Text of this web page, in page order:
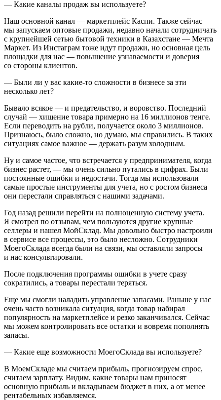
— Какие каналы продаж вы используете?
Наш основной канал — маркетплейс Каспи. Также сейчас
мы запускаем оптовые продажи, недавно начали сотрудничать
с крупнейшей сетью бытовой техники в Казахстане — Мечта
Маркет. Из Инстаграм тоже идут продажи, но основная цель
площадки для нас — повышение узнаваемости и доверия
со стороны клиентов.
— Были ли у вас какие-то сложности в бизнесе за эти
несколько лет?
Бывало всякое — и предательство, и воровство. Последний
случай — хищение товара примерно на 16 миллионов тенге.
Если переводить на рубли, получается около 3 миллионов.
Признаюсь, было сложно, но думаю, мы справились. В таких
ситуациях самое важное — держать разум холодным.
Ну и самое частое, что встречается у предпринимателя, когда
бизнес растет, — мы очень сильно путались в цифрах. Были
постоянные ошибки и недостачи. Тогда мы использовали
самые простые инструменты для учета, но с ростом бизнеса
они перестали справляться с нашими задачами.
Год назад решили перейти на полноценную систему учета.
Я смотрел по отзывам, чем пользуются другие крупные
селлеры и нашел МойСклад. Мы довольно быстро настроили
в сервисе все процессы, это было несложно. Сотрудники
МоегоСклада всегда были на связи, мы оставляли запросы
и нас консультировали.
После подключения программы ошибки в учете сразу
сократились, а товары перестали теряться.
Еще мы смогли наладить управление запасами. Раньше у нас
очень часто возникала ситуация, когда товар набирал
популярность на маркетплейсе и резко заканчивался. Сейчас
мы можем контролировать все остатки и вовремя пополнять
запасы.
— Какие еще возможности МоегоСклада вы используете?
В МоемСкладе мы считаем прибыль, прогнозируем спрос,
считаем зарплату. Видим, какие товары нам приносят
основную прибыль и вкладываем бюджет в них, а от менее
рентабельных избавляемся.